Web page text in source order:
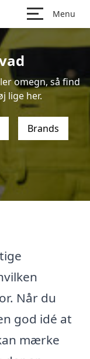
Menu
omegn, så find
lige her.
Brands
Når du
god idé at
mærke